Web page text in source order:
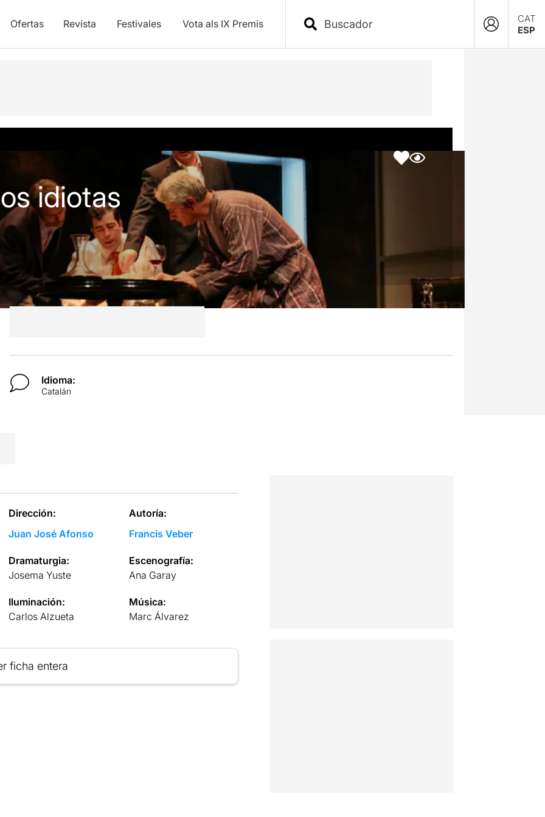
Ofertas Revista Festivales Vota als IX Premis
CAT
ESP
idiotas
Idioma:
Catalán
Dirección:
Juan José Afonso
Autoría:
Francis Veber
Dramaturgia:
Josema Yuste
Escenografía:
Ana Garay
Iluminación:
Carlos Alzueta
Música:
Marc Álvarez
ficha entera